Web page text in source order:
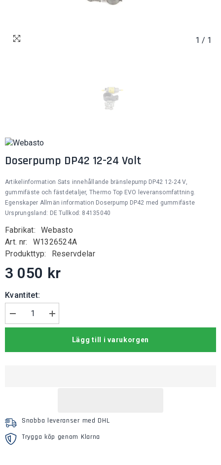
1 / 1
Doserpump DP42 12-24 Volt
Artikelinformation Sats innehållande bränslepump DP42 12-24 V,
gummifäste och fästdetaljer, Thermo Top EVO leveransomfattning.
Egenskaper Allmän information Doserpump DP42 med gummifäste
Ursprungsland: DE Tullkod: 84135040
Fabrikat:
Webasto
Art. nr:
W1326524A
Produkttyp:
Reservdelar
3 050 kr
Kvantitet:
Minska
mängden
DP42
Öka
kvantiteten
Doserpump
DP42
Lägg till i varukorgen
Snabba leveranser med DHL
Trygga köp genom Klarna